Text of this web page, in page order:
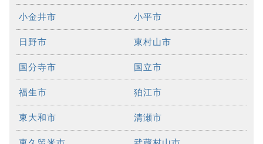
小金井市 小平市
日野市 東村山市
国分寺市 国立市
福生市 狛江市
東大和市 清瀬市